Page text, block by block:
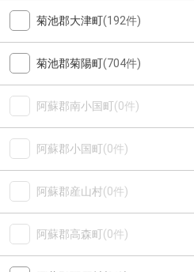
菊池郡大津町(192件)
菊池郡菊陽町(704件)
阿蘇郡南小国町(0件)
阿蘇郡小国町(0件)
阿蘇郡産山村(0件)
阿蘇郡高森町(0件)